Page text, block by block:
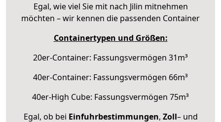
Egal, wie viel Sie mit nach Jilin mitnehmen
möchten – wir kennen die passenden Container
Containertypen und Größen:
20er-Container: Fassungsvermögen 31m³
40er-Container: Fassungsvermögen 66m³
40er-High Cube: Fassungsvermögen 75m³
Egal, ob bei Einfuhrbestimmungen, Zoll– und